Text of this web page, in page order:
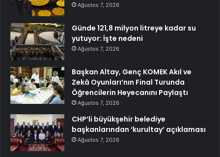
Ağustos 7, 2026
Günde 121,8 milyon litreye kadar su
yutuyor: İşte nedeni
Ağustos 7, 2026
Başkan Altay, Genç KOMEK Akıl ve
Zekâ Oyunları’nın Final Turunda
Öğrencilerin Heyecanını Paylaştı
Ağustos 7, 2026
CHP’li büyükşehir belediye
başkanlarından ‘kurultay’ açıklaması
Ağustos 7, 2026